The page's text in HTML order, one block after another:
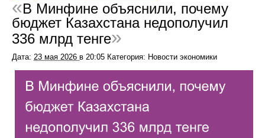
В Минфине объяснили, почему
бюджет Казахстана недополучил
336 млрд тенге
Дата: 23 мая 2026 в 20:05 Категория: Новости экономики